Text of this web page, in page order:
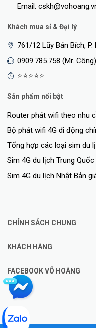
Email:
Khách mua sỉ & Đại lý
761/12 Lũy Bán Bích,
0909.785.758 (Mr. Công)
⭐⭐⭐⭐⭐
Sản phẩm nổi bật
Router phát wifi theo nhu
Bộ phát wifi 4G di động
Tổng hợp các loại sim du
Sim 4G du lịch Trung
Sim 4G du lịch Nhật Bản
CHÍNH SÁCH CHUNG
KHÁCH HÀNG
FACEBOOK VÕ HOÀNG